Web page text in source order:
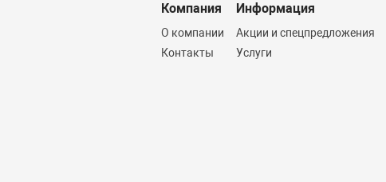
Компания
О компании
Контакты
Информация
Акции и спецпредложения
Услуги